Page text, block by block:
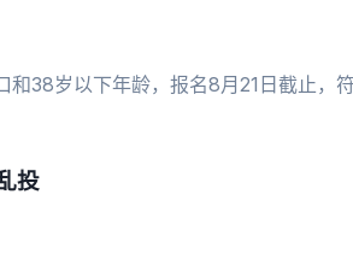
38岁以下年龄，报名8月21日截止，
投